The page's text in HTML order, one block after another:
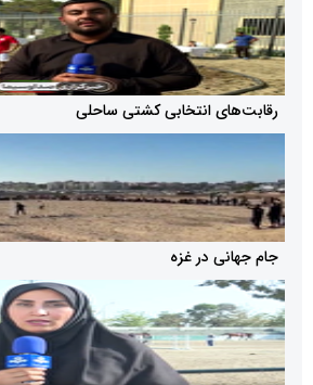
انتخابی کشتی ساحلی
در غزه